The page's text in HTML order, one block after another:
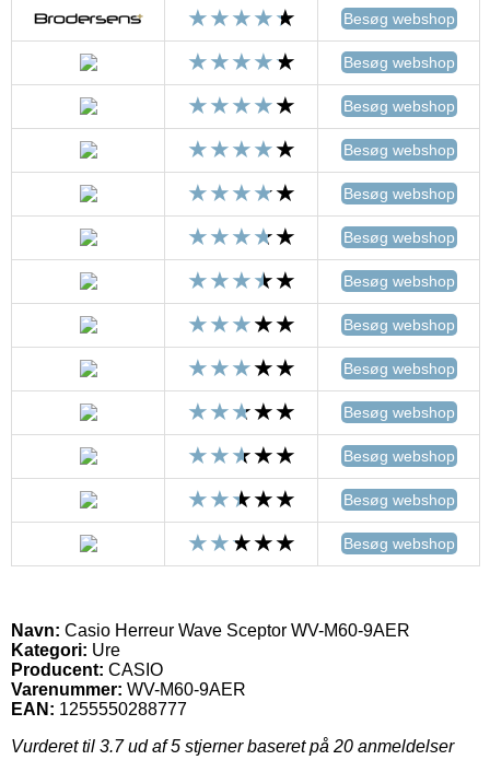
Besøg webshop
Besøg webshop
Besøg webshop
Besøg webshop
Besøg webshop
Besøg webshop
Besøg webshop
Besøg webshop
Besøg webshop
Besøg webshop
Besøg webshop
Besøg webshop
Besøg webshop
Navn: Casio Herreur Wave Sceptor WV-M60-9AER
Kategori: Ure
Producent: CASIO
Varenummer: WV-M60-9AER
EAN: 1255550288777
Vurderet til 3.7ud af 5 stjerner baseret på 20 anmeldelser